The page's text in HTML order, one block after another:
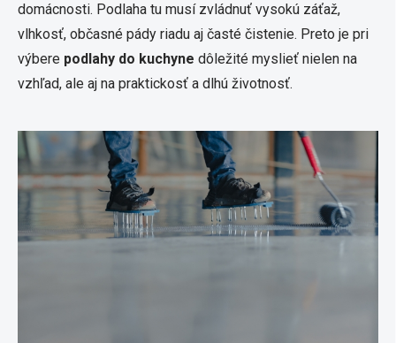
domácnosti. Podlaha tu musí zvládnuť vysokú záťaž,
vlhkosť, občasné pády riadu aj časté čistenie. Preto je pri
výbere podlahy do kuchyne dôležité myslieť nielen na
vzhľad, ale aj na praktickosť a dlhú životnosť.